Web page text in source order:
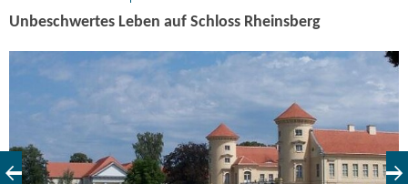
Unbeschwertes Leben auf Schloss Rheinsberg